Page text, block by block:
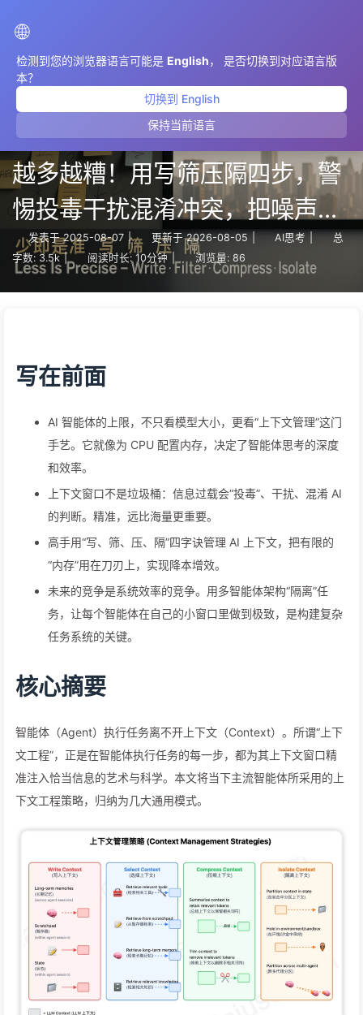
🌐
检测到您的浏览器语言可能是 English， 是否切换到对应语言版
本？
切换到 English
保持当前语言
【译】上下文工程：别把窗塞满
越多越糟！用写筛压隔四步，警
惕投毒干扰混淆冲突，把噪声挡
窗外——慢慢学AI170
发表于 2025-08-07 | 更新于 2026-08-05 AI思考
总
字数: 3.5k | 阅读时长: 10分钟 浏览量: 86
写在前面
AI 智能体的上限，不只看模型大小，更看“上下文管理”这门
手艺。它就像为 CPU 配置内存，决定了智能体思考的深度
和效率。
上下文窗口不是垃圾桶：信息过载会“投毒”、干扰、混淆 AI
的判断。精准，远比海量更重要。
高手用“写、筛、压、隔”四字诀管理 AI 上下文，把有限的
“内存”用在刀刃上，实现降本增效。
未来的竞争是系统效率的竞争。用多智能体架构“隔离”任
务，让每个智能体在自己的小窗口里做到极致，是构建复杂
任务系统的关键。
核心摘要
智能体（Agent）执行任务离不开上下文（Context）。所谓“上下
文工程”，正是在智能体执行任务的每一步，都为其上下文窗口精
准注入恰当信息的艺术与科学。本文将当下主流智能体所采用的上
下文工程策略，归纳为几大通用模式。